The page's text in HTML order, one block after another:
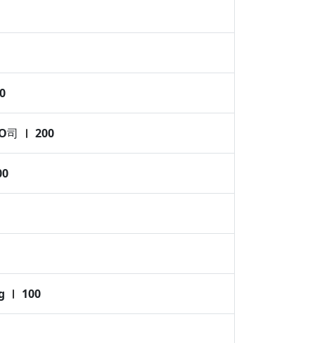
司 200
100